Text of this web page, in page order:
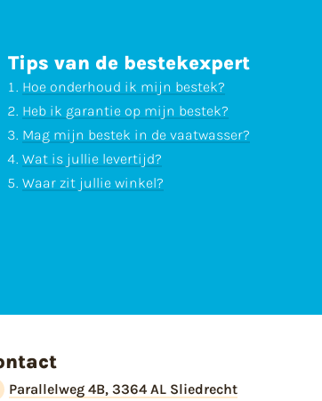
Tips van de bestekexpert
Hoe onderhoud ik mijn bestek?
Heb ik garantie op mijn bestek?
Mag mijn bestek in de vaatwasser?
Wat is jullie levertijd?
Waar zit jullie winkel?
Parallelweg 4B, 3364 AL Sliedrecht